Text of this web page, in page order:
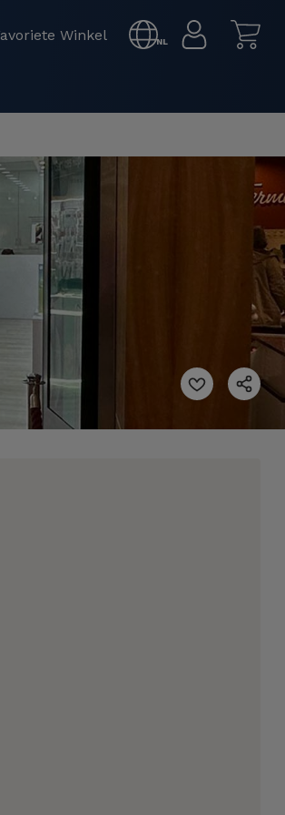
Winkel NL